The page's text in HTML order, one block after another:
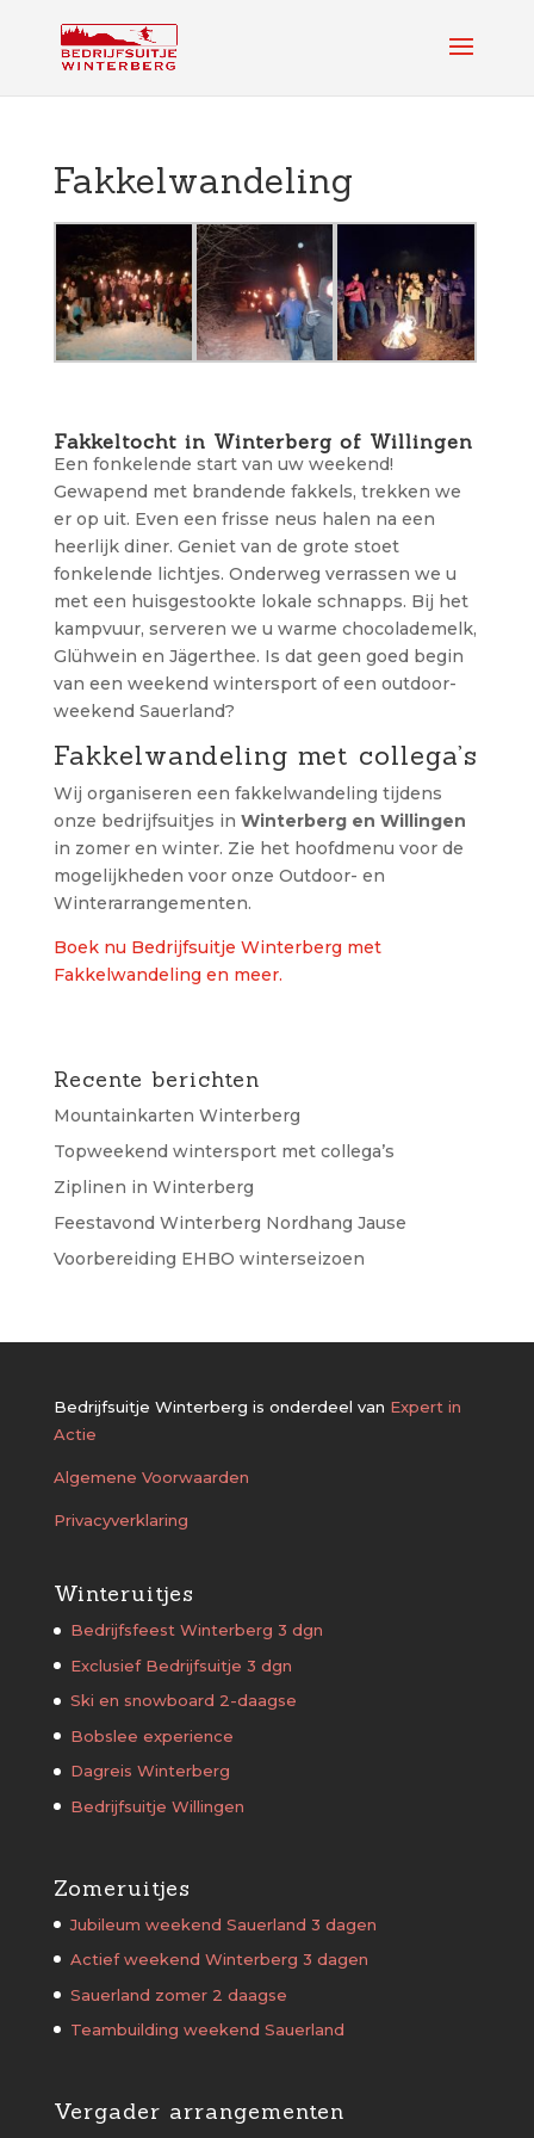
Fakkelwandeling
Fakkeltocht in Winterberg of Willingen
Een fonkelende start van uw weekend!
Gewapend met brandende fakkels, trekken we
er op uit. Even een frisse neus halen na een
heerlijk diner. Geniet van de grote stoet
fonkelende lichtjes. Onderweg verrassen we u
met een huisgestookte lokale schnapps. Bij het
kampvuur, serveren we u warme chocolademelk,
Glühwein en Jägerthee. Is dat geen goed begin
van een weekend wintersport of een outdoor-
weekend Sauerland?
Fakkelwandeling met collega’s
Wij organiseren een fakkelwandeling tijdens
onze bedrijfsuitjes in Winterberg en Willingen
in zomer en winter. Zie het hoofdmenu voor de
mogelijkheden voor onze Outdoor- en
Winterarrangementen.
Boek nu Bedrijfsuitje Winterberg met
Fakkelwandeling en meer.
Recente berichten
Mountainkarten Winterberg
Topweekend wintersport met collega’s
Ziplinen in Winterberg
Feestavond Winterberg Nordhang Jause
Voorbereiding EHBO winterseizoen
Bedrijfsuitje Winterberg is onderdeel van Expert in
Actie
Algemene Voorwaarden
Privacyverklaring
Winteruitjes
Bedrijfsfeest Winterberg 3 dgn
Exclusief Bedrijfsuitje 3 dgn
Ski en snowboard 2-daagse
Bobslee experience
Dagreis Winterberg
Bedrijfsuitje Willingen
Zomeruitjes
Jubileum weekend Sauerland 3 dagen
Actief weekend Winterberg 3 dagen
Sauerland zomer 2 daagse
Teambuilding weekend Sauerland
Vergader arrangementen